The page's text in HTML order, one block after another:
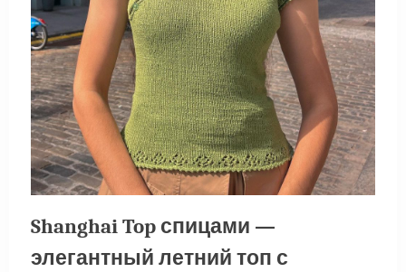
Shanghai Top спицами —
элегантный летний топ с